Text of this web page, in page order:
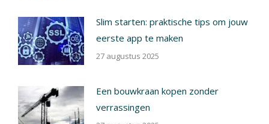
Slim starten: praktische tips om jouw
eerste app te maken
27 augustus 2025
Een bouwkraan kopen zonder
verrassingen